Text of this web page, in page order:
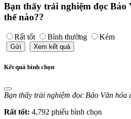
Bạn thấy trải nghiệm đọc Báo
thế nào??
Rất tốt Bình thường Kém
Gửi Xem kết quả
Kết quả bình chọn
Bạn thấy trải nghiệm đọc Báo Văn hóa
Rất tốt: 4,792 phiếu bình chọn